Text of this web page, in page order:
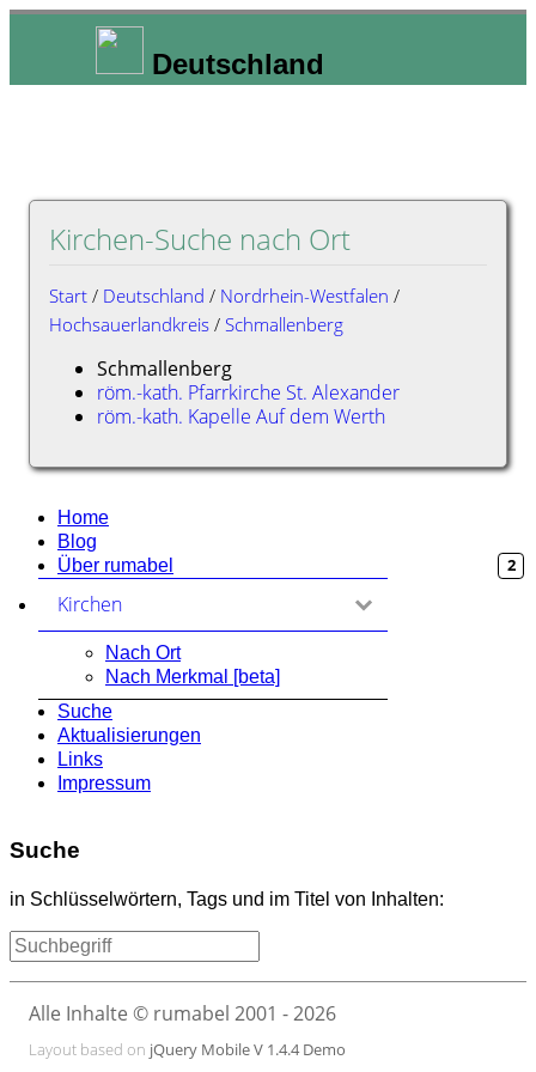
Deutschland
Kirchen-Suche nach Ort
Start / Deutschland / Nordrhein-Westfalen /
Hochsauerlandkreis / Schmallenberg
Schmallenberg
2
röm.-kath. Pfarrkirche St. Alexander
röm.-kath. Kapelle Auf dem Werth
Home
Blog
Über rumabel
Kirchen
Nach Ort
Nach Merkmal [beta]
Suche
Aktualisierungen
Links
Impressum
Suche
in Schlüsselwörtern, Tags und im Titel von Inhalten:
Alle Inhalte © rumabel 2001 - 2026
Layout based on jQuery Mobile V 1.4.4 Demo